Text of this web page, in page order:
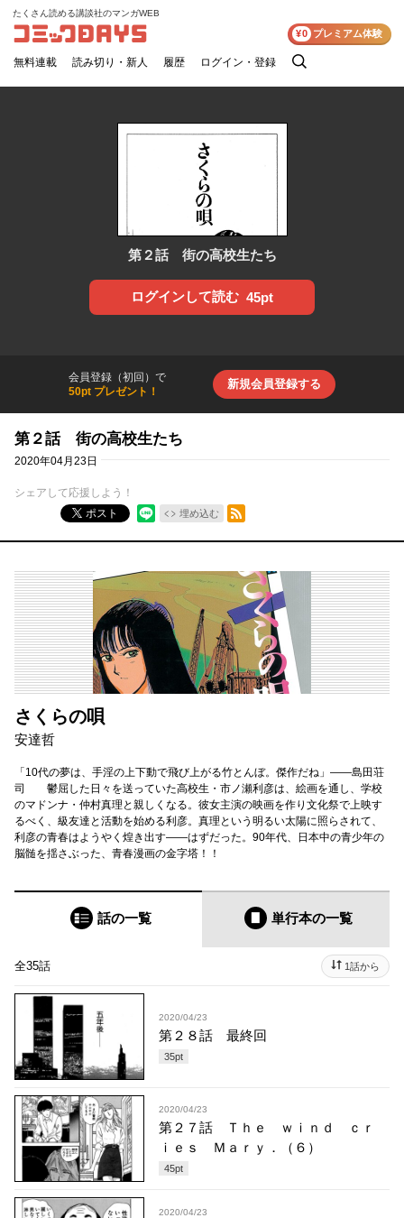
コミックDAYS
たくさん読める講談社のマンガWEB
無料連載 読み切り・新人 履歴 ログイン・登録
検
¥0 プレミアム体験
第２話 街の高校生たち
ログインして読む 45pt
会員登録（初回）で
50pt プレゼント！
新規会員登録する
第２話 街の高校生たち
2020年04月23日
シェアして応援しよう！
ポスト
埋め込む
RSSフィード
さくらの唄
安達哲
「10代の夢は、手淫の上下動で飛び上がる竹とんぼ。傑作だね」――島田荘
司 鬱屈した日々を送っていた高校生・市ノ瀬利彦は、絵画を通し、学校
のマドンナ・仲村真理と親しくなる。彼女主演の映画を作り文化祭で上映す
るべく、級友達と活動を始める利彦。真理という明るい太陽に照らされて、
利彦の青春はようやく煌き出す――はずだった。90年代、日本中の青少年の
脳髄を揺さぶった、青春漫画の金字塔！！
話の一覧 単行本の一覧
全35話 1話から
2020/04/23
第２８話 最終回
35pt
2020/04/23
第２７話 Ｔｈｅ ｗｉｎｄ ｃｒ
ｉｅｓ Ｍａｒｙ．（６）
45pt
2020/04/23